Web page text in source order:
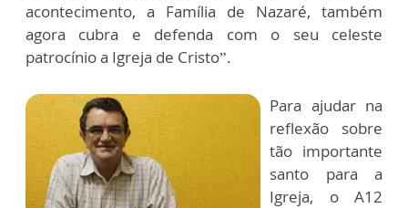
acontecimento, a Família de Nazaré, também
agora cubra e defenda com o seu celeste
patrocínio a Igreja de Cristo”.
Para ajudar na
reflexão sobre
tão importante
santo para a
Igreja, o A12